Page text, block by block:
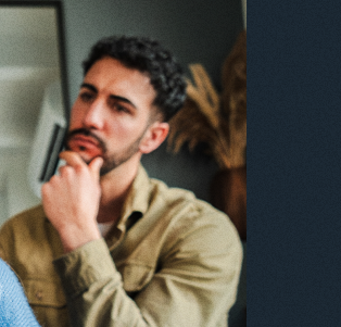
DE
KO
EL
AR
BG
CS
DA
이 문서 공유하기
Facebook 링크 복사